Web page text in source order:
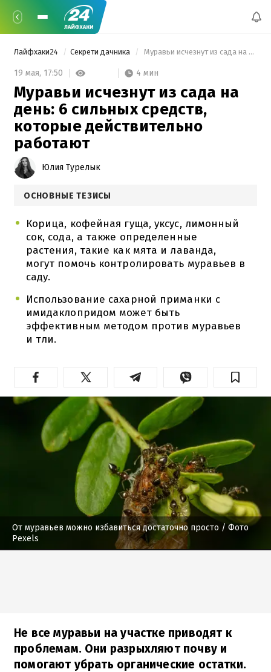
Лайфхаки24 Секрети дачника Муравьи исчезнут из сада на день: 6 сильных средств, которые действительно работают
19 мая, 17:50 4 мин
Муравьи исчезнут из сада на
день: 6 сильных средств,
которые действительно
работают
Юлия Турелык
ОСНОВНЫЕ ТЕЗИСЫ
Корица, кофейная гуща, уксус, лимонный
сок, сода, а также определенные
растения, такие как мята и лаванда,
могут помочь контролировать муравьев в
саду.
Использование сахарной приманки с
имидаклопридом может быть
эффективным методом против муравьев
и тли.
От муравьев можно избавиться достаточно просто / Фото
Pexels
Не все муравьи на участке приводят к
проблемам. Они разрыхляют почву и
помогают убрать органические остатки.